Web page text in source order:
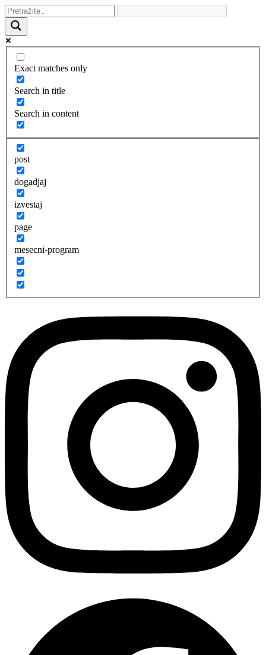
Exact matches only
Search in title
Search in content
post
dogadjaj
izvestaj
page
mesecni-program